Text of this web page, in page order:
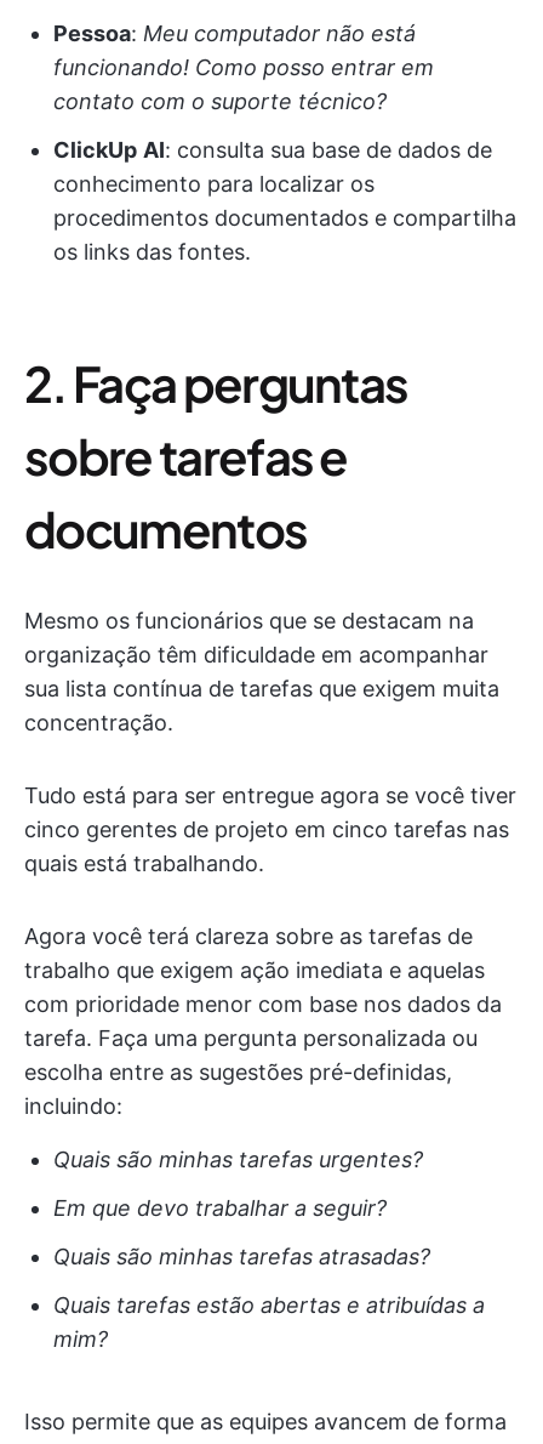
Pessoa: Meu computador não está
funcionando! Como posso entrar em
contato com o suporte técnico?
ClickUp AI: consulta sua base de dados de
conhecimento para localizar os
procedimentos documentados e compartilha
os links das fontes.
2. Faça perguntas
sobre tarefas e
documentos
Mesmo os funcionários que se destacam na
organização têm dificuldade em acompanhar
sua lista contínua de tarefas que exigem muita
concentração.
Tudo está para ser entregue agora se você tiver
cinco gerentes de projeto em cinco tarefas nas
quais está trabalhando.
Agora você terá clareza sobre as tarefas de
trabalho que exigem ação imediata e aquelas
com prioridade menor com base nos dados da
tarefa. Faça uma pergunta personalizada ou
escolha entre as sugestões pré-definidas,
incluindo:
Quais são minhas tarefas urgentes?
Em que devo trabalhar a seguir?
Quais são minhas tarefas atrasadas?
Quais tarefas estão abertas e atribuídas a
mim?
Isso permite que as equipes avancem de forma